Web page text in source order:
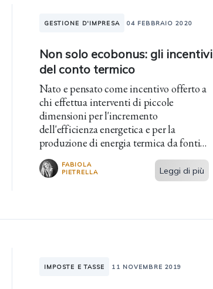
GESTIONE D'IMPRESA 04 FEBBRAIO 2020
Non solo ecobonus: gli incentivi
del conto termico
Nato e pensato come incentivo offerto a
chi effettua interventi di piccole
dimensioni per l'incremento
dell'efficienza energetica e per la
produzione di energia termica da fonti
rinnovabili.
FABIOLA
PIETRELLA
Leggi di più
IMPOSTE E TASSE 11 NOVEMBRE 2019